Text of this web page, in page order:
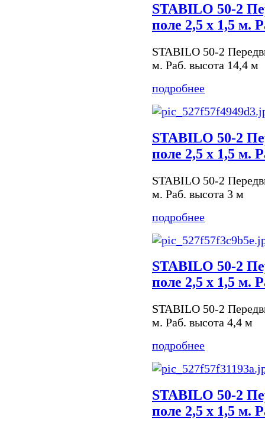
STABILO 50-2
поле 2,5 х 1,5 м.
STABILO 50-2
м. Раб. высота 14,4 м
подробнее
STABILO 50-2
поле 2,5 х 1,5 м.
STABILO 50-2
м. Раб. высота 3 м
подробнее
STABILO 50-2
поле 2,5 х 1,5 м.
STABILO 50-2
м. Раб. высота 4,4 м
подробнее
STABILO 50-2
поле 2,5 х 1,5 м.